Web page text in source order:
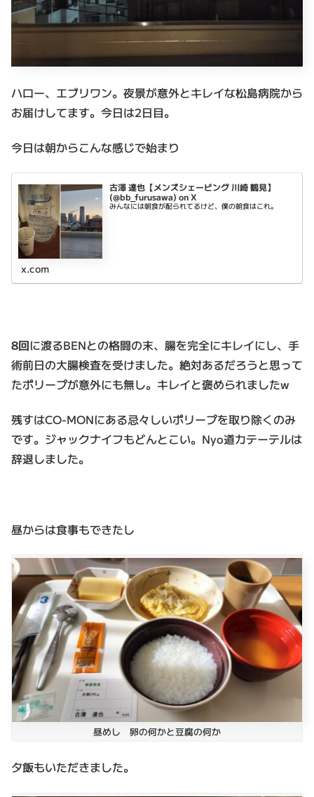
ハロー、エブリワン。夜景が意外とキレイな松島病院から
お届けしてます。今日は2日目。
今日は朝からこんな感じで始まり
古澤 達也【メンズシェービング 川崎 鶴見】
(@bb_furusawa) on X
みんなには朝食が配られてるけど、僕の朝食はこれ。
x.com
8回に渡るBENとの格闘の末、腸を完全にキレイにし、手
術前日の大腸検査を受けました。絶対あるだろうと思って
たポリープが意外にも無し。キレイと褒められましたw
残すはCO-MONにある忌々しいポリープを取り除くのみ
です。ジャックナイフもどんとこい。Nyo道カテーテルは
辞退しました。
昼からは食事もできたし
昼めし 卵の何かと豆腐の何か
夕飯もいただきました。